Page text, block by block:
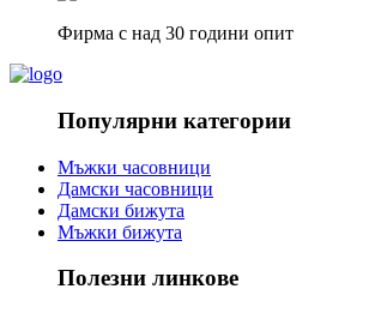
Фирма с над 30 години опит
Популярни категории
Мъжки часовници
Дамски часовници
Дамски бижута
Мъжки бижута
Полезни линкове